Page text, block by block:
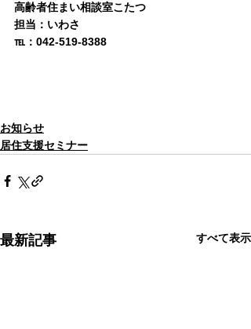
高齢者住まい相談室こたつ
担当：いわさ
℡：042-519-8388
お知らせ
居住支援セミナー
最新記事 すべて表示